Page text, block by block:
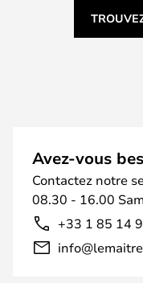
Avez-vous
Contactez notre
08.30 - 16.00
+33 1 85 14